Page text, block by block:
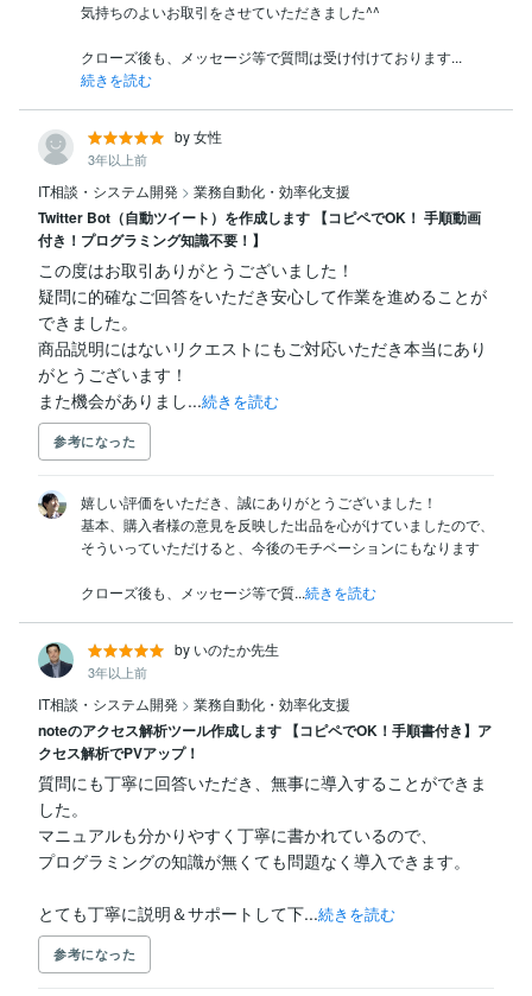
気持ちのよいお取引をさせていただきました^^
クローズ後も、メッセージ等で質問は受け付けております...
続きを読む
by 女性
3年以上前
IT相談・システム開発 > 業務自動化・効率化支援
Twitter Bot（自動ツイート）を作成します 【コピペでOK！ 手順動画
付き！プログラミング知識不要！】
この度はお取引ありがとうございました！
疑問に的確なご回答をいただき安心して作業を進めることが
できました。
商品説明にはないリクエストにもご対応いただき本当にあり
がとうございます！
また機会がありまし...続きを読む
参考になった
嬉しい評価をいただき、誠にありがとうございました！
基本、購入者様の意見を反映した出品を心がけていましたので、
そういっていただけると、今後のモチベーションにもなります
クローズ後も、メッセージ等で質...続きを読む
by いのたか先生
3年以上前
IT相談・システム開発 > 業務自動化・効率化支援
noteのアクセス解析ツール作成します 【コピペでOK！手順書付き】ア
クセス解析でPVアップ！
質問にも丁寧に回答いただき、無事に導入することができま
した。
マニュアルも分かりやすく丁寧に書かれているので、
プログラミングの知識が無くても問題なく導入できます。
とても丁寧に説明＆サポートして下...続きを読む
参考になった